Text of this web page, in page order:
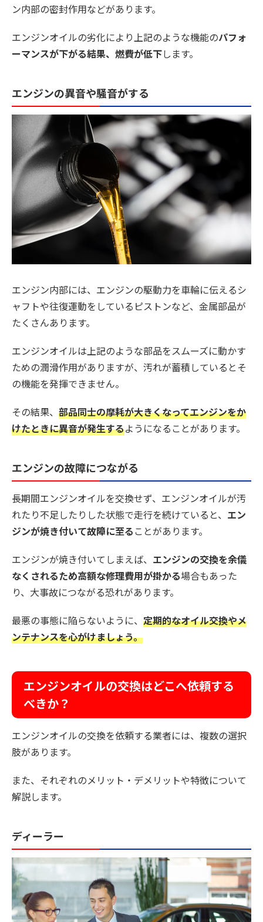
ン内部の密封作用などがあります。
エンジンオイルの劣化により上記のような機能のパフォ
ーマンスが下がる結果、燃費が低下します。
エンジンの異音や騒音がする
エンジン内部には、エンジンの駆動力を車輪に伝えるシ
ャフトや往復運動をしているピストンなど、金属部品が
たくさんあります。
エンジンオイルは上記のような部品をスムーズに動かす
ための潤滑作用がありますが、汚れが蓄積しているとそ
の機能を発揮できません。
その結果、 部品同士の摩耗が大きくなってエンジンをか
けたときに異音が発生するようになることがあります。
エンジンの故障につながる
長期間エンジンオイルを交換せず、エンジンオイルが汚
れたり不足したりした状態で走行を続けていると、 エン
ジンが焼き付いて故障に至る ことがあります。
エンジンが焼き付いてしまえば、 エンジンの交換を余儀
なくされるため高額な修理費用が掛かる場合もあった
り、大事故につながる恐れがあります。
最悪の事態に陥らないように、 定期的なオイル交換やメ
ンテナンスを心がけましょう。
エンジンオイルの交換はどこへ依頼する
べきか？
エンジンオイルの交換を依頼する業者には、複数の選択
肢があります。
また、それぞれのメリット・デメリットや特徴について
解説します。
ディーラー